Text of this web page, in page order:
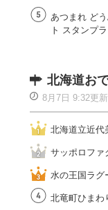
あつまれ ど
ト スタンプラ
北海道お
8月7日 9:32更新
北海道立近代
サッポロファ
水の王国ラグ
北竜町ひまわ